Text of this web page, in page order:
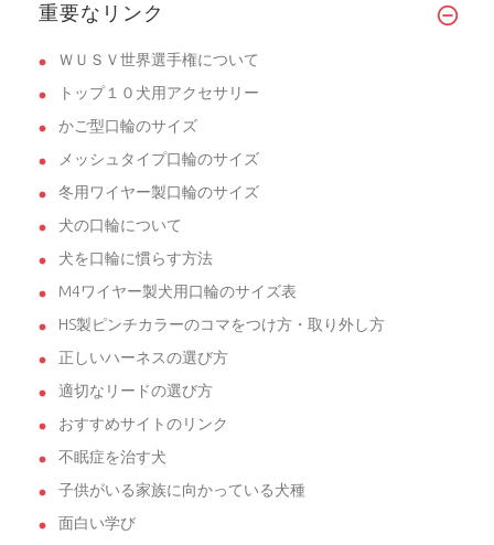
い...
重要なリンク
ＷＵＳＶ世界選手権について
トップ１０犬用アクセサリー
かご型口輪のサイズ
メッシュタイプ口輪のサイズ
冬用ワイヤー製口輪のサイズ
犬の口輪について
犬を口輪に慣らす方法
M4ワイヤー製犬用口輪のサイズ表
HS製ピンチカラーのコマをつけ方・取り外し方
正しいハーネスの選び方
適切なリードの選び方
おすすめサイトのリンク
不眠症を治す犬
子供がいる家族に向かっている犬種
面白い学び